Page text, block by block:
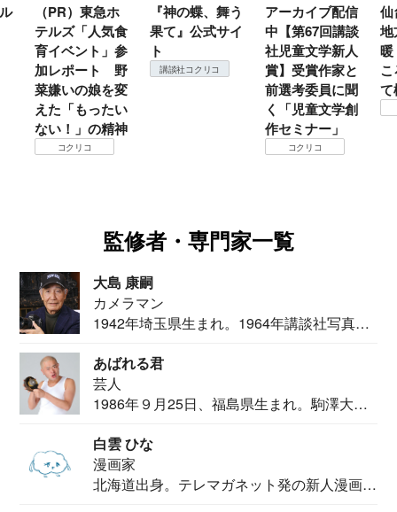
（PR）東急ホ
テルズ「人気食
育イベント」参
加レポート 野
菜嫌いの娘を変
えた「もったい
ない！」の精神
コクリコ
『神の蝶、舞う
果て』公式サイ
ト
講談社コクリコ
アーカイブ配信
中【第67回講談
社児童文学新人
賞】受賞作家と
前選考委員に聞
く「児童文学創
作セミナー」
コクリコ
仙
地
て
監修者・専門家一覧
大島 康嗣
カメラマン
1942年埼玉県生まれ。1964年講談社写真部
あばれる君
芸人
1986年９月25日、福島県生まれ。駒澤大学
白雲 ひな
漫画家
北海道出身。テレマガネット発の新人漫画